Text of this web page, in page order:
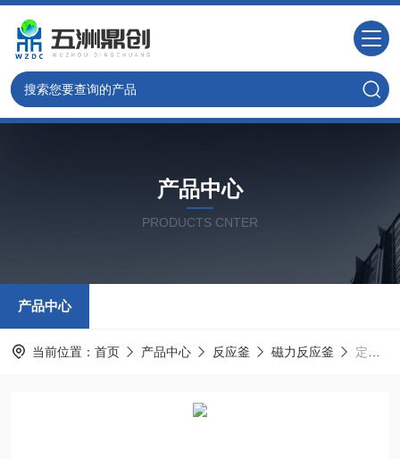
产品中心
PRODUCTS CNTER
产品中心
当前位置： 首页 产品中心 反应釜 磁力反应釜 定制北京 WZ系列小型磁力反应釜